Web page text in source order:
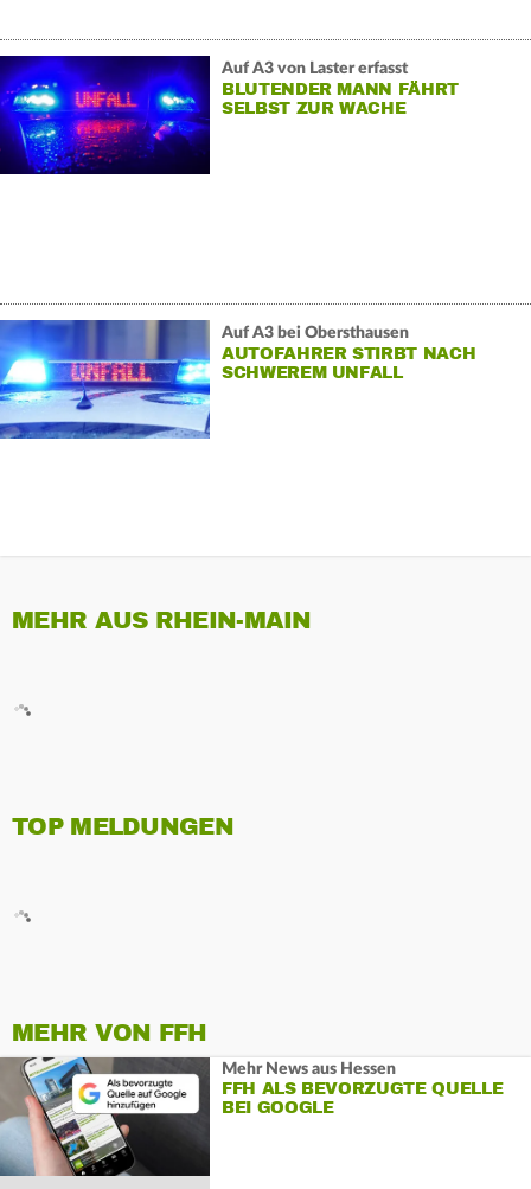
Auf A3 von Laster erfasst
BLUTENDER MANN FÄHRT
SELBST ZUR WACHE
Auf A3 bei Obersthausen
AUTOFAHRER STIRBT NACH
SCHWEREM UNFALL
MEHR AUS RHEIN-MAIN
TOP MELDUNGEN
MEHR VON FFH
Mehr News aus Hessen
FFH ALS BEVORZUGTE QUELLE
BEI GOOGLE